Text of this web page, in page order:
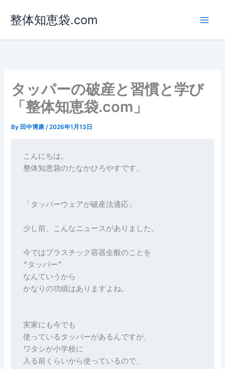
ス
整体知恵袋.com
タッパーの破産と習慣と学び
「整体知恵袋.com」
By 田中博康/2026年1月13日
こんにちは。
整体知恵袋のたなかひろやすです。
「タッパーウェアが破産法適応」
少し前、こんなニュースがありました。
今ではプラスチック容器全般のことを
“タッパー”
なんていうから
かなりの功績はありますよね。
実家にも今でも
使っているタッパーがあるんですが、
ワタシが小学校に
入る前くらいから使っているので、